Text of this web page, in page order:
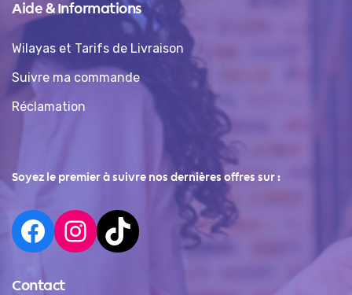
Aide & Informations
Wilayas et Tarifs de Livraison
Suivre ma commande
Réclamation
Soyez le premier à suivre nos dernières offres sur :
Contact